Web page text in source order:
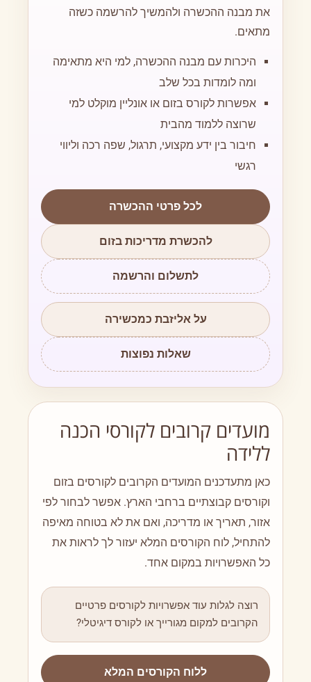
את מבנה ההכשרה ולהמשיך להרשמה כשזה
מתאים.
היכרות עם מבנה ההכשרה, למי היא מתאימה
ומה לומדות בכל שלב
אפשרות לקורס בזום או אונליין מוקלט למי
שרוצה ללמוד מהבית
חיבור בין ידע מקצועי, תרגול, שפה רכה וליווי
רגשי
לכל פרטי ההכשרה
להכשרת מדריכות בזום
לתשלום והרשמה
על אליזבת כמכשירה
שאלות נפוצות
מועדים קרובים לקורסי הכנה
ללידה
כאן מתעדכנים המועדים הקרובים לקורסים בזום
וקורסים קבוצתיים ברחבי הארץ. אפשר לבחור לפי
אזור, תאריך או מדריכה, ואם את לא בטוחה מאיפה
להתחיל, לוח הקורסים המלא יעזור לך לראות את
כל האפשרויות במקום אחד.
רוצה לגלות עוד אפשרויות לקורסים פרטיים
הקרובים למקום מגורייך או לקורס דיגיטלי?
ללוח הקורסים המלא